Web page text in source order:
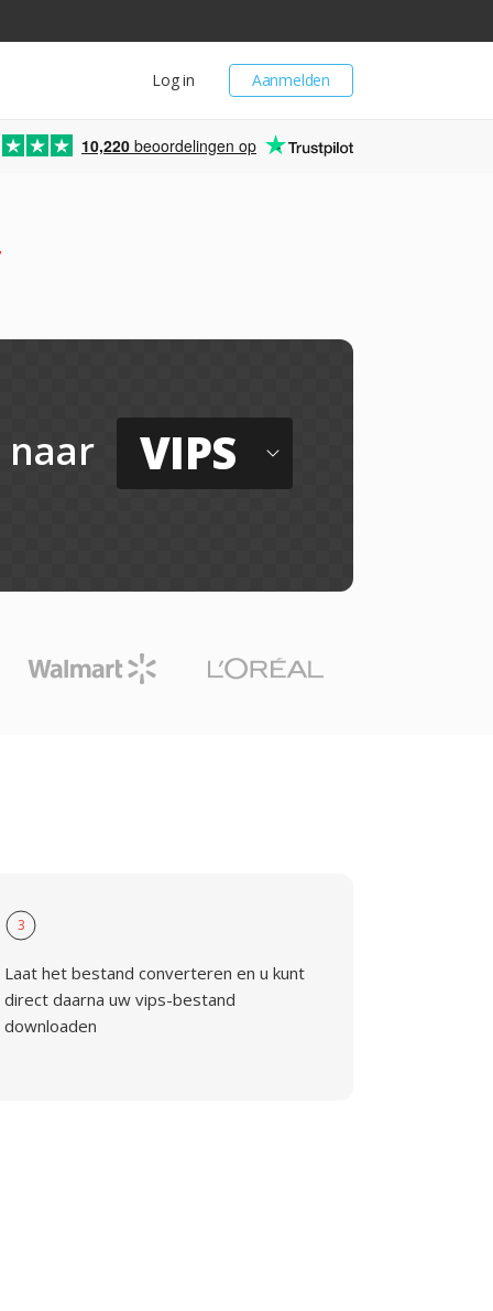
Aanmelden
Log in
10,220 beoordelingen op
naar VIPS
3
Laat het bestand converteren en u kunt
direct daarna uw vips-bestand
downloaden